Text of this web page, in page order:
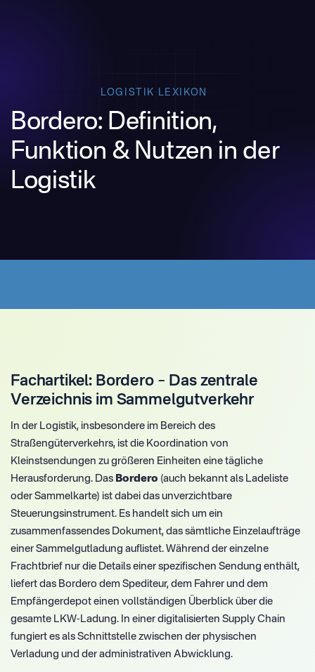
LOGISTIK LEXIKON
Bordero: Definition,
Funktion & Nutzen in der
Logistik
Fachartikel: Bordero – Das zentrale
Verzeichnis im Sammelgutverkehr
In der Logistik, insbesondere im Bereich des
Straßengüterverkehrs, ist die Koordination von
Kleinstsendungen zu größeren Einheiten eine tägliche
Herausforderung. Das Bordero (auch bekannt als Ladeliste
oder Sammelkarte) ist dabei das unverzichtbare
Steuerungsinstrument. Es handelt sich um ein
zusammenfassendes Dokument, das sämtliche Einzelaufträge
einer Sammelgutladung auflistet. Während der einzelne
Frachtbrief nur die Details einer spezifischen Sendung enthält,
liefert das Bordero dem Spediteur, dem Fahrer und dem
Empfängerdepot einen vollständigen Überblick über die
gesamte LKW-Ladung. In einer digitalisierten Supply Chain
fungiert es als Schnittstelle zwischen der physischen
Verladung und der administrativen Abwicklung.